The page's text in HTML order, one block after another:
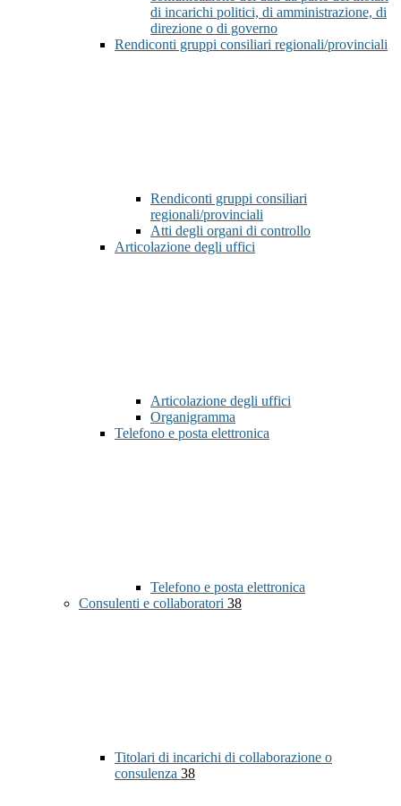
di incarichi politici, di amministrazione, di
direzione o di governo
Rendiconti gruppi consiliari regionali/provinciali
Rendiconti gruppi consiliari
regionali/provinciali
Atti degli organi di controllo
Articolazione degli uffici
Articolazione degli uffici
Organigramma
Telefono e posta elettronica
Telefono e posta elettronica
Consulenti e collaboratori 38
Titolari di incarichi di collaborazione o
consulenza 38